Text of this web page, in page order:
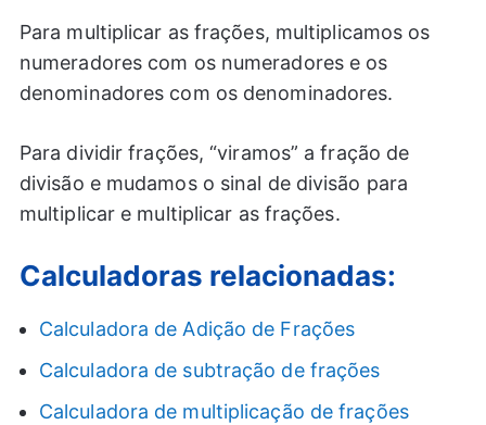
Para multiplicar as frações, multiplicamos os
numeradores com os numeradores e os
denominadores com os denominadores.
Para dividir frações, “viramos” a fração de
divisão e mudamos o sinal de divisão para
multiplicar e multiplicar as frações.
Calculadoras relacionadas:
Calculadora de Adição de Frações
Calculadora de subtração de frações
Calculadora de multiplicação de frações